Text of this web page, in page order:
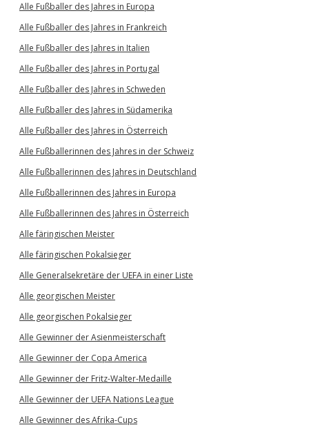
Alle Fußballer des Jahres in Europa
Alle Fußballer des Jahres in Frankreich
Alle Fußballer des Jahres in Italien
Alle Fußballer des Jahres in Portugal
Alle Fußballer des Jahres in Schweden
Alle Fußballer des Jahres in Südamerika
Alle Fußballer des Jahres in Österreich
Alle Fußballerinnen des Jahres in der Schweiz
Alle Fußballerinnen des Jahres in Deutschland
Alle Fußballerinnen des Jahres in Europa
Alle Fußballerinnen des Jahres in Österreich
Alle färingischen Meister
Alle färingischen Pokalsieger
Alle Generalsekretäre der UEFA in einer Liste
Alle georgischen Meister
Alle georgischen Pokalsieger
Alle Gewinner der Asienmeisterschaft
Alle Gewinner der Copa America
Alle Gewinner der Fritz-Walter-Medaille
Alle Gewinner der UEFA Nations League
Alle Gewinner des Afrika-Cups